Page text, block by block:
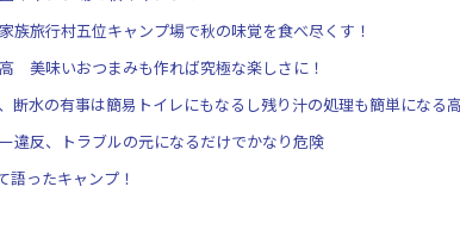
族旅行村五位キャンプ場で秋の味覚を食べ尽くす！
美味いおつまみも作れば究極な楽しさに！
断水の有事は簡易トイレにもなるし残り汁の処理も簡単にな
違反、トラブルの元になるだけでかなり危険
語ったキャンプ！